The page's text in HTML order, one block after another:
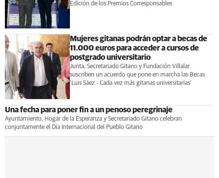
Edición de los Premios Corresponsables
Mujeres gitanas podrán optar a becas de
11.000 euros para acceder a cursos de
postgrado universitario
Junta, Secretariado Gitano y Fundación Villalar
suscriben un acuerdo que pone en marcha las Becas
‘Luis Sáez - Cada vez más gitanas universitarias’
Una fecha para poner fin a un penoso peregrinaje
Ayuntamiento, Hogar de la Esperanza y Secretariado Gitano celebran
conjuntamente el Día Internacional del Pueblo Gitano